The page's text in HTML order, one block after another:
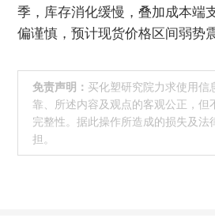
季，库存消化缓慢，叠加成本端
偏谨慎，预计现货价格区间弱势震
免责声明： 买化塑研究院力求使用信
靠、所述内容及观点的客观公正，但
完整性。据此操作所造成的损失及法
担。